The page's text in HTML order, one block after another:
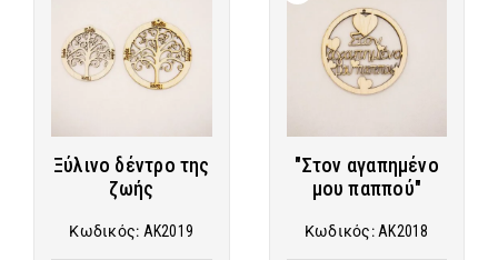
Ξύλινο δέντρο της
ζωής
Κωδικός: AK2019
"Στον αγαπημένο
μου παππού"
Κωδικός: AK2018